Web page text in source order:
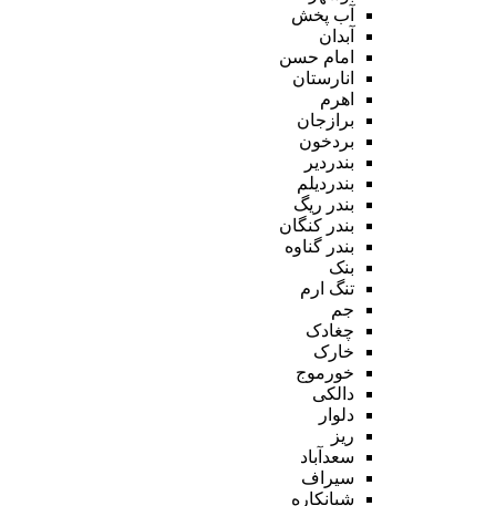
آب پخش
آبدان
امام حسن
انارستان
اهرم
برازجان
بردخون
بندردیر
بندردیلم
بندر ریگ
بندر کنگان
بندر گناوه
بنک
تنگ ارم
جم
چغادک
خارک
خورموج
دالکی
دلوار
ریز
سعدآباد
سیراف
شبانکاره